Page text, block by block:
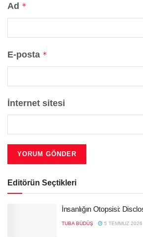
Ad *
E-posta *
İnternet sitesi
Editörün Seçtikleri
İnsanlığın Otopsisi:
TUBA BÜDÜŞ 5 TEMMUZ 2026